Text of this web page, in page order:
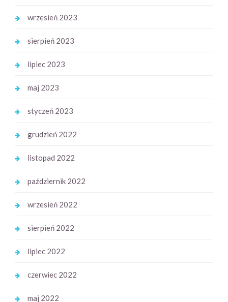
wrzesień 2023
sierpień 2023
lipiec 2023
maj 2023
styczeń 2023
grudzień 2022
listopad 2022
październik 2022
wrzesień 2022
sierpień 2022
lipiec 2022
czerwiec 2022
maj 2022